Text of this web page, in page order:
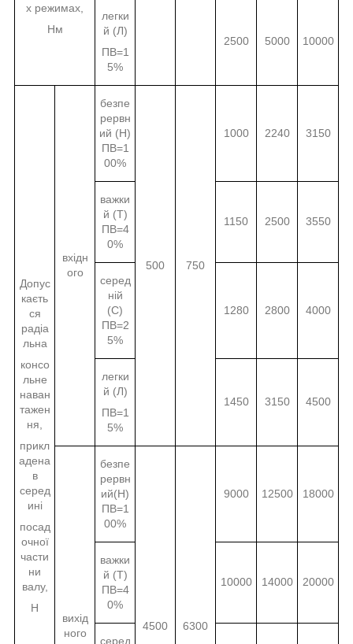
х режимах,
Нм
легки
й (Л)
ПВ=1
5%
2500 5000 10000
Допус
каєть
ся
радіа
льна
консо
льне
наван
тажен
ня,
прикл
адена
в
серед
ині
посад
очної
части
ни
валу,
Н
вхідн
ого
безпе
рервн
ий (Н)
ПВ=1
00%
500 750
1000 2240 3150
важки
й (Т)
ПВ=4
0%
1150 2500 3550
серед
ній
(С)
ПВ=2
5%
1280 2800 4000
легки
й (Л)
ПВ=1
5%
1450 3150 4500
вихід
ного
безпе
рервн
ий(Н)
ПВ=1
00%
4500 6300
9000 12500 18000
важки
й (Т)
ПВ=4
0%
10000 14000 20000
серед